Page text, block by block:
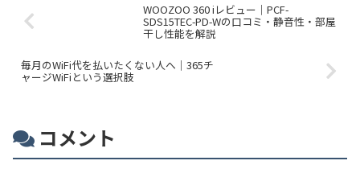
WOOZOO 360 iレビュー｜PCF-
SDS15TEC-PD-Wの口コミ・静音性・部屋
干し性能を解説
毎月のWiFi代を払いたくない人へ｜365チ
ャージWiFiという選択肢
コメント